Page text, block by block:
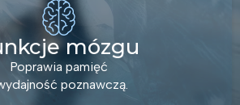
mózgu
Poprawia pamięć
poznawczą.